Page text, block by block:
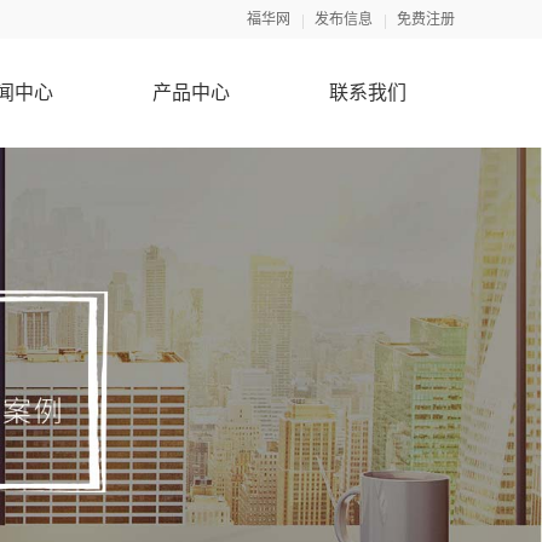
福华网 发布信息 免费注册
中心 产品中心 联系我们